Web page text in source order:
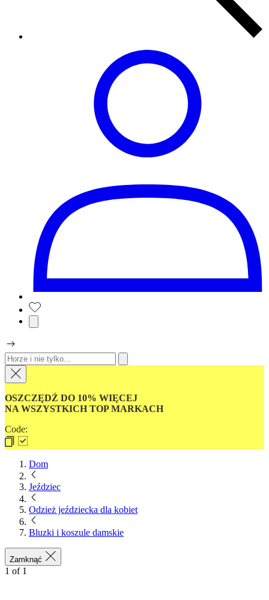
OSZCZĘDŹ DO 10% WIĘCEJ
NA WSZYSTKICH TOP MARKACH
Code:
Dom
Jeździec
Odzież jeździecka dla kobiet
Bluzki i koszule damskie
Zamknąć
1 of 1